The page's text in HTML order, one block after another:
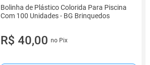
Bolinha de Plástico Colorida Para Piscina
Com 100 Unidades - BG Brinquedos
R$ 40,00 no Pix